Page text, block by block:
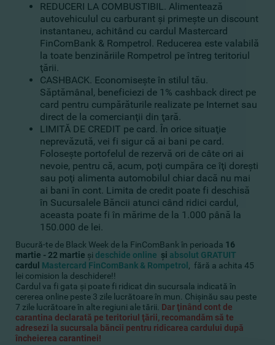
REDUCERI LA COMBUSTIBIL. Alimentează
autovehiculul cu carburant şi primeşte un discount
instantaneu, achitând cu cardul Mastercard
FinComBank & Rompetrol. Reducerea este valabilă
la toate benzinăriile Rompetrol pe întreg teritoriul
ţării.
CASHBACK. Economiseşte în stilul tău.
Săptămânal, beneficiezi de 1% cashback direct pe
card pentru cumpărăturile realizate pe Internet sau
direct de la comercianţii din ţară.
LIMITĂ DE CREDIT pe card. În orice situaţie
neprevăzută, vei fi sigur că ai bani pe card.
Foloseşte portofelul de rezervă ori de câte ori ai
nevoie, pentru că, acum, poţi cumpăra ce îţi doreşti
sau poţi alimenta automobilul chiar dacă nu mai
ai bani în cont. Limita de credit poate fi deschisă
în Sucursalele Băncii atunci când ridici cardul,
aceasta poate fi în mărime de la 1.000 până la
150.000 de lei.
Bucură-te de Black Week de la FinComBank în perioada 16
martie - 22 martie şi deschide online şi absolut GRATUIT
cardul Mastercard FinComBank & Rompetrol
, fără a achita 45
lei comision la deschidere!!
Cardul va fi gata şi poate fi ridicat din sucursala indicată în
cererea online peste 3 zile lucrătoare în mun. Chişinău sau peste
7 zile lucrătoare în alte regiuni ale tării. Dar ţinând cont de
carantina declarată pe teritoriul ţării, recomandăm să te
adresezi la sucursala băncii pentru ridicarea cardului după
încheierea carantinei!